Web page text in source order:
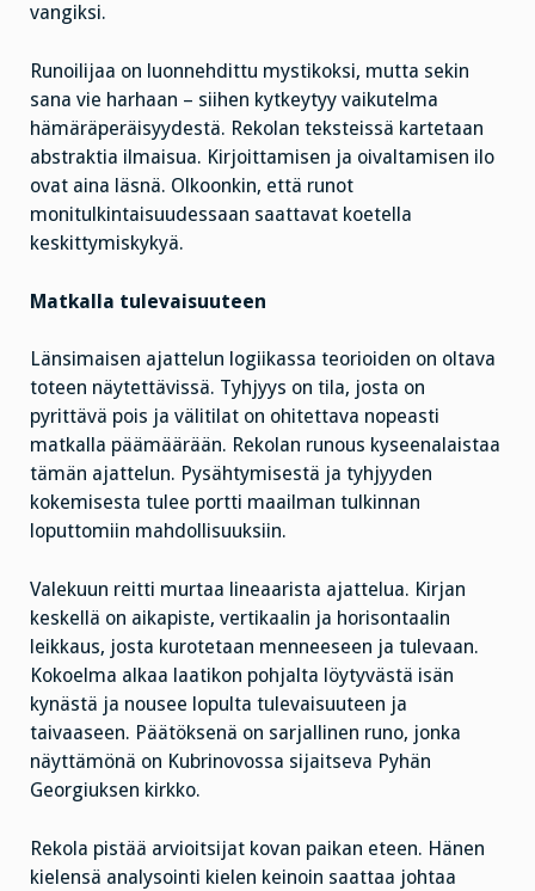
vangiksi.
Runoilijaa on luonnehdittu mystikoksi, mutta sekin
sana vie harhaan – siihen kytkeytyy vaikutelma
hämäräperäisyydestä. Rekolan teksteissä kartetaan
abstraktia ilmaisua. Kirjoittamisen ja oivaltamisen ilo
ovat aina läsnä. Olkoonkin, että runot
monitulkintaisuudessaan saattavat koetella
keskittymiskykyä.
Matkalla tulevaisuuteen
Länsimaisen ajattelun logiikassa teorioiden on oltava
toteen näytettävissä. Tyhjyys on tila, josta on
pyrittävä pois ja välitilat on ohitettava nopeasti
matkalla päämäärään. Rekolan runous kyseenalaistaa
tämän ajattelun. Pysähtymisestä ja tyhjyyden
kokemisesta tulee portti maailman tulkinnan
loputtomiin mahdollisuuksiin.
Valekuun reitti murtaa lineaarista ajattelua. Kirjan
keskellä on aikapiste, vertikaalin ja horisontaalin
leikkaus, josta kurotetaan menneeseen ja tulevaan.
Kokoelma alkaa laatikon pohjalta löytyvästä isän
kynästä ja nousee lopulta tulevaisuuteen ja
taivaaseen. Päätöksenä on sarjallinen runo, jonka
näyttämönä on Kubrinovossa sijaitseva Pyhän
Georgiuksen kirkko.
Rekola pistää arvioitsijat kovan paikan eteen. Hänen
kielensä analysointi kielen keinoin saattaa johtaa